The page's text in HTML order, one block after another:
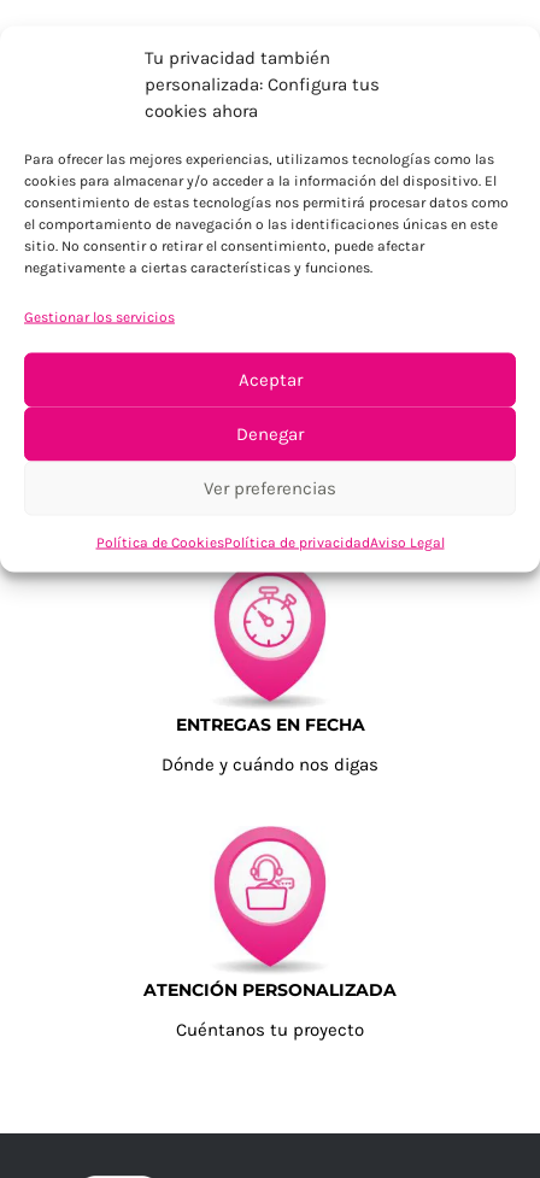
Tu privacidad también
personalizada: Configura tus
cookies ahora
Para ofrecer las mejores experiencias, utilizamos tecnologías como las
cookies para almacenar y/o acceder a la información del dispositivo. El
consentimiento de estas tecnologías nos permitirá procesar datos como
el comportamiento de navegación o las identificaciones únicas en este
sitio. No consentir o retirar el consentimiento, puede afectar
negativamente a ciertas características y funciones.
Gestionar los servicios
Aceptar
Denegar
Ver preferencias
Política de CookiesPolítica de privacidadAviso Legal
ENVÍOS ECONÓMICOS
Para Península, resto consultar
TU SATISFACCIÓN = LA NUESTRA
Tu confianza, nuestro objetivo
ENTREGAS EN FECHA
Dónde y cuándo nos digas
ATENCIÓN PERSONALIZADA
Cuéntanos tu proyecto